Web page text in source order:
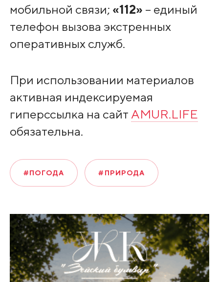
мобильной связи; «112» – единый
телефон вызова экстренных
оперативных служб.
При использовании материалов
активная индексируемая
гиперссылка на сайт AMUR.LIFE
обязательна.
#ПОГОДА #ПРИРОДА